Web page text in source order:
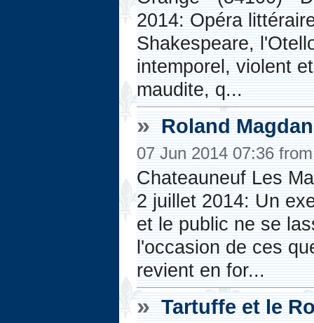
2014: Opéra
Shakespeare,
intemporel, violent
maudite, q...
» Roland
07 Jun 2014 07:36
Chateauneuf Les
2 juillet 2014: Un
et le public ne se
l'occasion de ces
revient en for...
» Tartuffe et le